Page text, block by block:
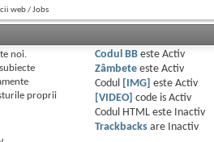
web / Jobs
noi.
proprii
Codul BBeste Activ
Zâmbeteeste Activ
Codul
[IMG] este Activ
[VIDEO]
code is Activ
Codul HTML este
Inactiv
Trackbacksare
Inactiv